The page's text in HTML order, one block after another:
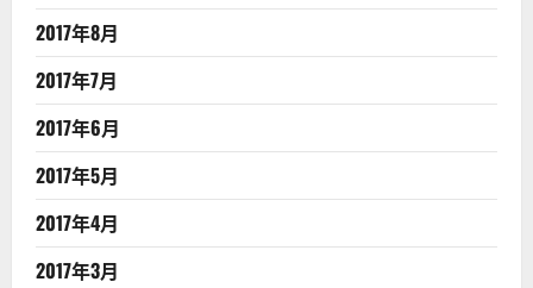
2017年8月
2017年7月
2017年6月
2017年5月
2017年4月
2017年3月